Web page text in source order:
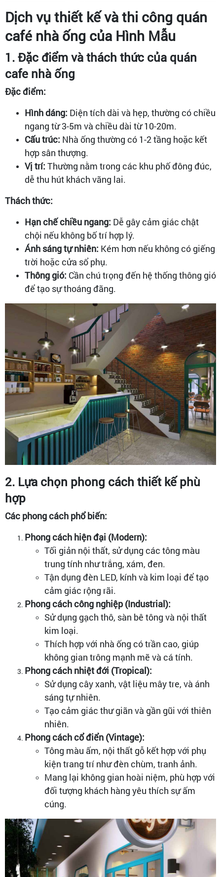
Dịch vụ thiết kế và thi công quán
café nhà ống của Hình Mẫu
1. Đặc điểm và thách thức của quán
cafe nhà ống
Đặc điểm:
Hình dáng: Diện tích dài và hẹp, thường có chiều
ngang từ 3-5m và chiều dài từ 10-20m.
Cấu trúc: Nhà ống thường có 1-2 tầng hoặc kết
hợp sân thượng.
Vị trí: Thường nằm trong các khu phố đông đúc,
dễ thu hút khách vãng lai.
Thách thức:
Hạn chế chiều ngang: Dễ gây cảm giác chật
chội nếu không bố trí hợp lý.
Ánh sáng tự nhiên: Kém hơn nếu không có giếng
trời hoặc cửa sổ phụ.
Thông gió: Cần chú trọng đến hệ thống thông gió
để tạo sự thoáng đãng.
2. Lựa chọn phong cách thiết kế phù
hợp
Các phong cách phổ biến:
Phong cách hiện đại (Modern):
Tối giản nội thất, sử dụng các tông màu
trung tính như trắng, xám, đen.
Tận dụng đèn LED, kính và kim loại để tạo
cảm giác rộng rãi.
Phong cách công nghiệp (Industrial):
Sử dụng gạch thô, sàn bê tông và nội thất
kim loại.
Thích hợp với nhà ống có trần cao, giúp
không gian trông mạnh mẽ và cá tính.
Phong cách nhiệt đới (Tropical):
Sử dụng cây xanh, vật liệu mây tre, và ánh
sáng tự nhiên.
Tạo cảm giác thư giãn và gần gũi với thiên
nhiên.
Phong cách cổ điển (Vintage):
Tông màu ấm, nội thất gỗ kết hợp với phụ
kiện trang trí như đèn chùm, tranh ảnh.
Mang lại không gian hoài niệm, phù hợp với
đối tượng khách hàng yêu thích sự ấm
cúng.